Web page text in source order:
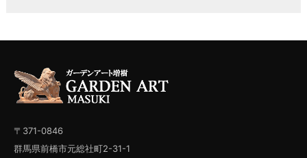
〒371-0846
群馬県前橋市元総社町2-31-1